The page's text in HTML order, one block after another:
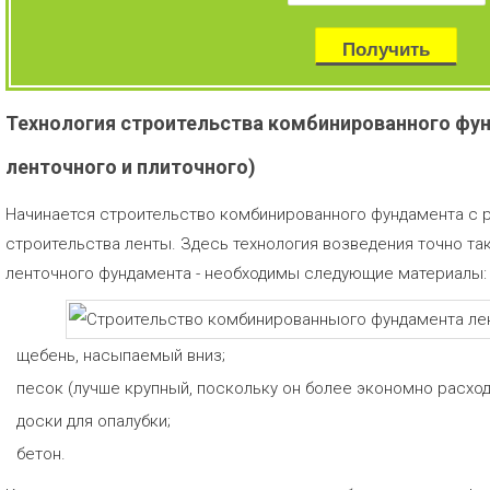
Технология строительства комбинированного
ленточного и плиточного)
Начинается строительство комбинированного фундамента
строительства ленты. Здесь технология возведения точно
ленточного фундамента - необходимы следующие материалы:
щебень, насыпаемый вниз;
песок (лучше крупный, поскольку он более экономно
доски для опалубки;
бетон.